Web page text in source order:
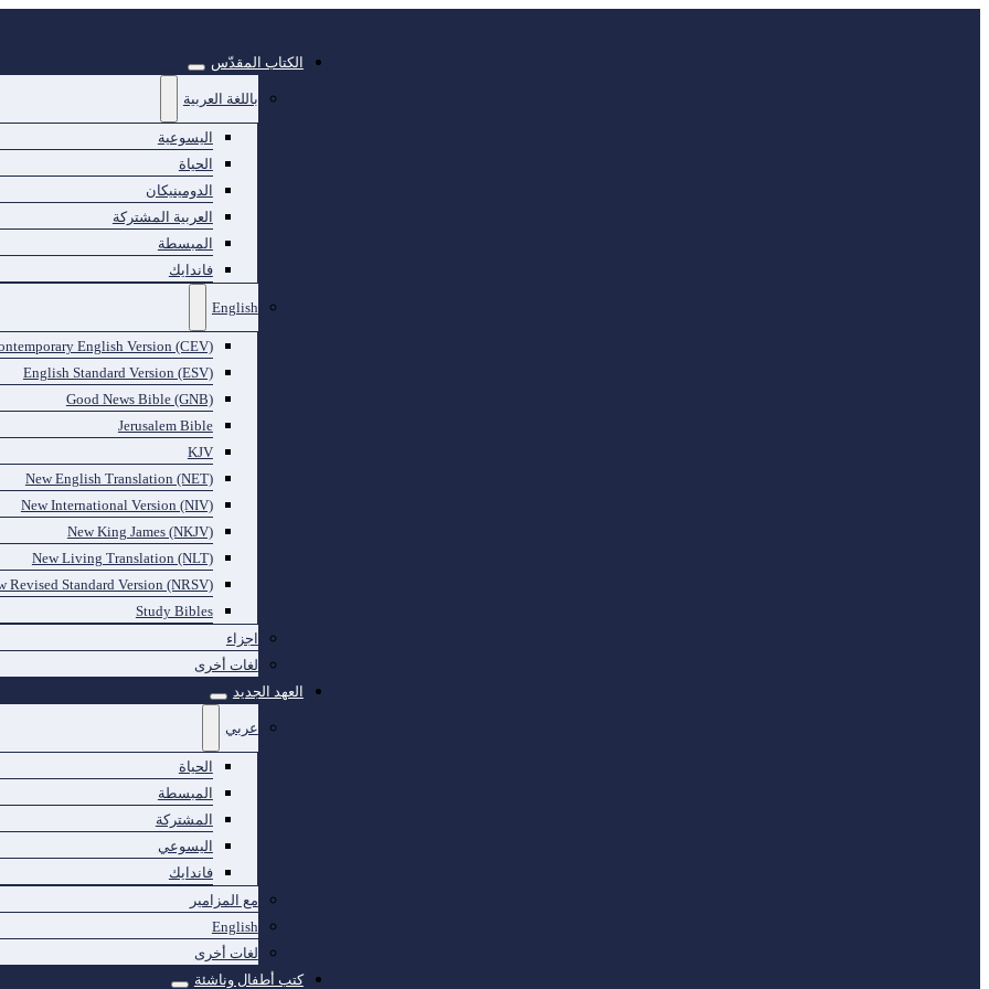
الكتاب المقدّس
باللغة العربية
اليسوعية
الحياة
الدومينيكان
العربية المشتركة
المبسطة
فاندايك
English
English Version (CEV)
English Standard Version (ESV)
Good News Bible (GNB)
Jerusalem Bible
KJV
New English Translation (NET)
New International Version (NIV)
New King James (NKJV)
New Living Translation (NLT)
Revised Standard Version (NRSV)
Study Bibles
اجزاء
لغات أخرى
العهد الجديد
عربي
الحياة
المبسطة
المشتركة
اليسوعي
فاندايك
مع المزامير
English
لغات أخرى
كتب أطفال وناشئة